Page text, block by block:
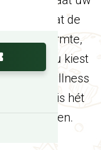
Laat de
van warmte,
Of u nu kiest
avond wellness
erbij: dit is hét
op te laden.